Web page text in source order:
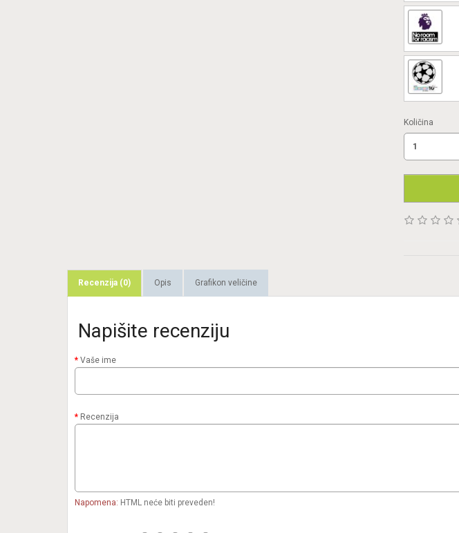
Količina
Recenzija (0) Opis Grafikon veličine
Napišite recenziju
Vaše ime
Recenzija
Napomena: HTML neće biti preveden!